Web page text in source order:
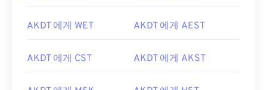
AKDT 에게 WET AKDT 에게 AEST
AKDT 에게 CST AKDT 에게 AKST